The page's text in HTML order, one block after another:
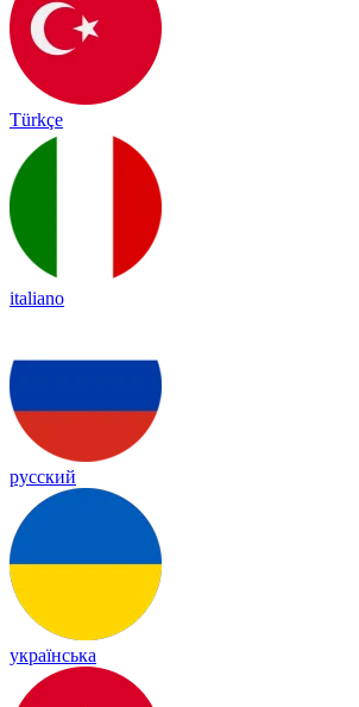
Türkçe
italiano
русский
українська